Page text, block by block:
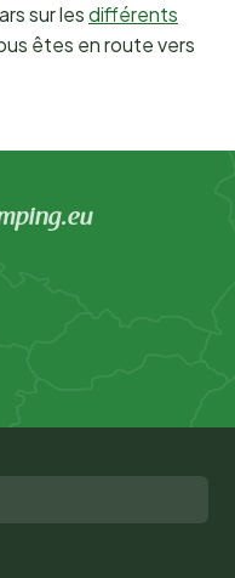
sur lesdifférents
êtes en route vers